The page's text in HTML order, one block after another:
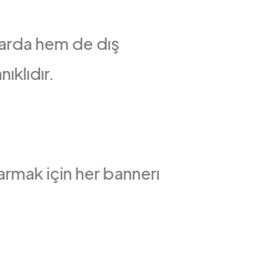
hem de dış
için her bannerı